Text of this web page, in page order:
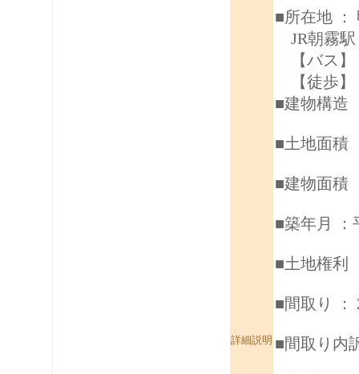
詳細説明
■所在地 ：
JR朝霧
【バス】
【徒歩
■建物構造
■土地面積
■建物面積
■築年月 ：
■土地権利
■間取り ：
■間取り内